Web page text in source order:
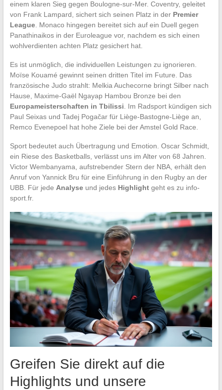
einem klaren Sieg gegen Boulogne-sur-Mer. Coventry, geleitet
von Frank Lampard, sichert sich seinen Platz in der Premier
League. Monaco hingegen bereitet sich auf ein Duell gegen
Panathinaikos in der Euroleague vor, nachdem es sich einen
wohlverdienten achten Platz gesichert hat.
Es ist unmöglich, die individuellen Leistungen zu ignorieren.
Moïse Kouamé gewinnt seinen dritten Titel im Future. Das
französische Judo strahlt: Melkia Auchecorne bringt Silber nach
Hause, Maxime-Gaël Ngayap Hambou Bronze bei den
Europameisterschaften in Tbilissi . Im Radsport kündigen sich
Paul Seixas und Tadej Pogačar für Liège-Bastogne-Liège an,
Remco Evenepoel hat hohe Ziele bei der Amstel Gold Race.
Sport bedeutet auch Übertragung und Emotion. Oscar Schmidt,
ein Riese des Basketballs, verlässt uns im Alter von 68 Jahren.
Victor Wembanyama, aufstrebender Stern der NBA, erhält den
Anruf von Yannick Bru für eine Einführung in den Rugby an der
UBB. Für jede Analyseund jedes Highlightgeht es zu info-
sport.fr.
Greifen Sie direkt auf die
Highlights und unsere